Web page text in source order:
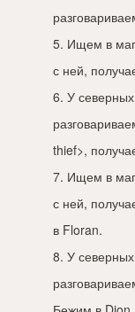
5. Ищем в
с ней,
6. У
thief>,
7. Ищем в
с ней,
в Floran.
8. У